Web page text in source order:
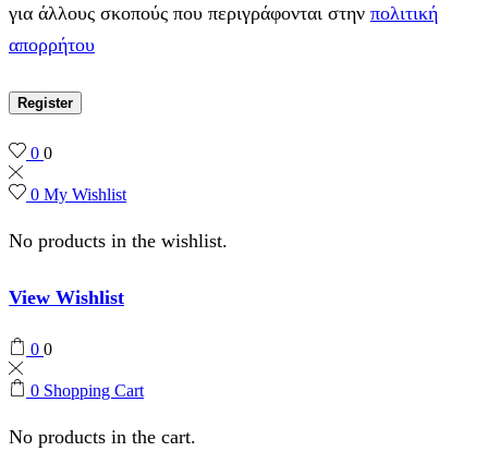
για άλλους σκοπούς που περιγράφονται στην πολιτική
απορρήτου
Register
0 0
0 My Wishlist
No products in the wishlist.
View Wishlist
0 0
0 Shopping Cart
No products in the cart.